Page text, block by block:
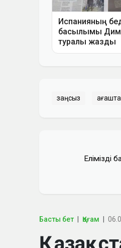
заңсыз
Еліміздің
Басты бет Қоғам